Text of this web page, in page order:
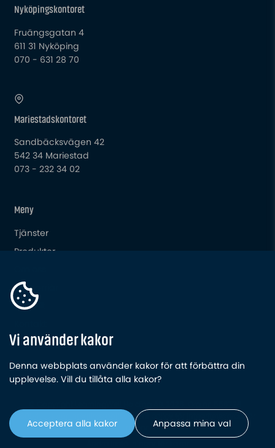
Nyköpingskontoret
Fruängsgatan 4
611 31 Nyköping
070 - 631 28 70
Mariestadskontoret
Sandbäcksvägen 42
542 34 Mariestad
073 - 232 34 02
Meny
Tjänster
Produkter
Din Karriär
Aktuellt
, samt
policy för integritetsskydd för
appar
Vi använder kakor
Denna webbplats använder kakor för att förbättra din
upplevelse. Vill du tillåta alla kakor?
Acceptera alla kakor Anpassa mina val